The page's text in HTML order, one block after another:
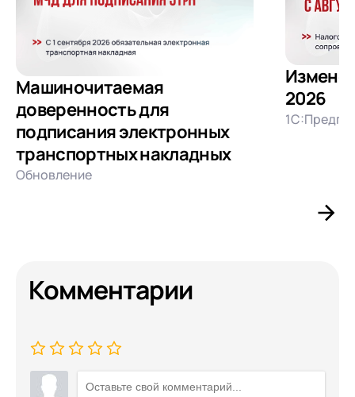
Машиночитаемая
доверенность для
подписания электронных
транспортных накладных
Обновление
2026
Комментарии